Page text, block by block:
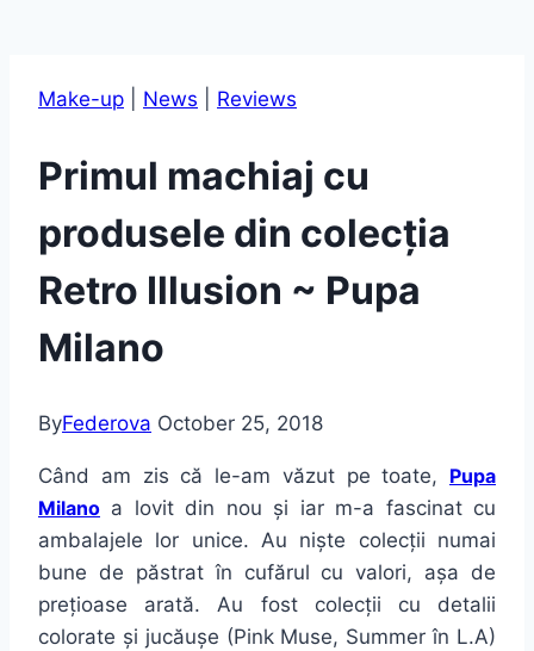
Make-up News Reviews
Primul machiaj cu
produsele din colecția
Retro Illusion ~ Pupa
Milano
ByFederova October 25, 2018
Când am zis că le-am văzut pe toate, Pupa
Milano a lovit din nou și iar m-a fascinat cu
ambalajele lor unice. Au niște colecții numai
bune de păstrat în cufărul cu valori, așa de
prețioase arată. Au fost colecții cu detalii
colorate și jucăușe (Pink Muse, Summer în L.A)